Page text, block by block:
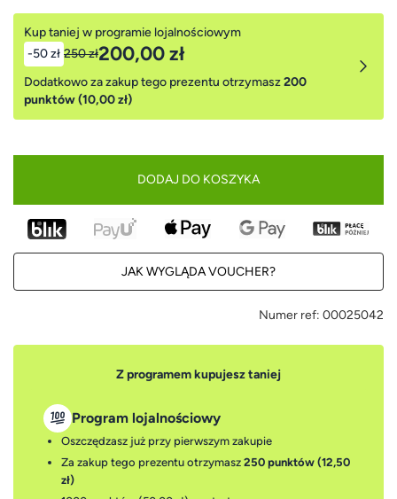
Kup taniej w programie lojalnościowym
-50 zł 250 zł200,00 zł
Dodatkowo za zakup tego prezentu otrzymasz200
punktów (10,00 zł)
DODAJ DO KOSZYKA
JAK WYGLĄDA VOUCHER?
Numer ref: 00025042
Z programem kupujesz taniej
Program lojalnościowy
Oszczędzasz już przy pierwszym zakupie
Za zakup tego prezentu otrzymasz 250 punktów (12,50
zł)